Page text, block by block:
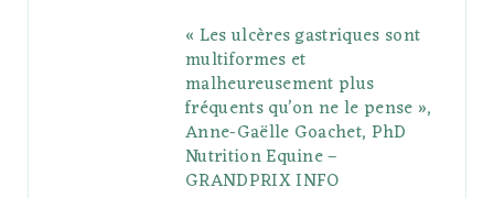
« Les ulcères gastriques sont
multiformes et
malheureusement plus
fréquents qu’on ne le pense »,
Anne-Gaëlle Goachet, PhD
Nutrition Equine –
GRANDPRIX INFO